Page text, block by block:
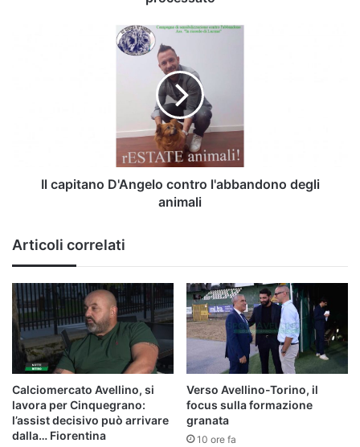
Il capitano D'Angelo contro l'abbandono degli
animali
Articoli correlati
Calciomercato Avellino, si
lavora per Cinquegrano:
l’assist decisivo può arrivare
dalla… Fiorentina
Verso Avellino-Torino, il
focus sulla formazione
granata
10 ore fa